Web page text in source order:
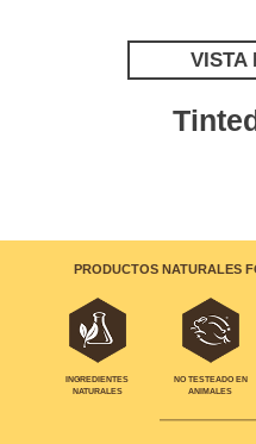
VISTA
PRODUCTOS NATURALES
INGREDIENTES
NATURALES
NO TESTEADO EN
ANIMALES